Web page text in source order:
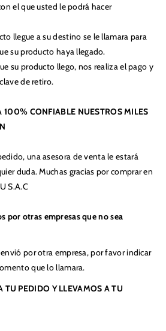
el que usted le podrá hacer
llegue a su destino se le llamara para
su producto haya llegado.
su producto llego, nos realiza el pago y
de retiro.
100% CONFIABLE NUESTROS MILES
una asesora de venta le estará
duda. Muchas gracias por comprar en
S.A.C
por otras empresas que no sea
por otra empresa, por favor indicar
que lo llamara.
TU PEDIDO Y LLEVAMOS A TU